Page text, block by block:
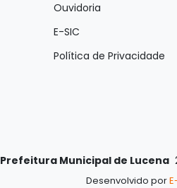
Ouvidoria
E-SIC
Política de Privacidade
Prefeitura Municipal de Lucena
Desenvolvido por